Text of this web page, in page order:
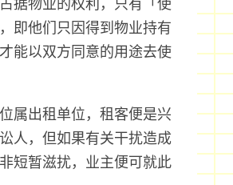
据物业的权利，只有「使
即他们只因得到物业持有
能以双方同意的用途去使
属出租单位，租客便是兴
人，但如果有关干扰造成
短暂滋扰，业主便可就此